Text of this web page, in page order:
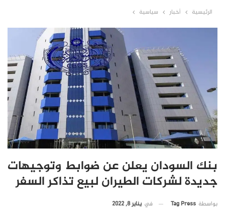
الرئيسية أخبار سياسية
بنك السودان يعلن عن ضوابط وتوجيهات
جديدة لشركات الطيران لبيع تذاكر السفر
بواسطة Tag Press في يناير 8, 2022